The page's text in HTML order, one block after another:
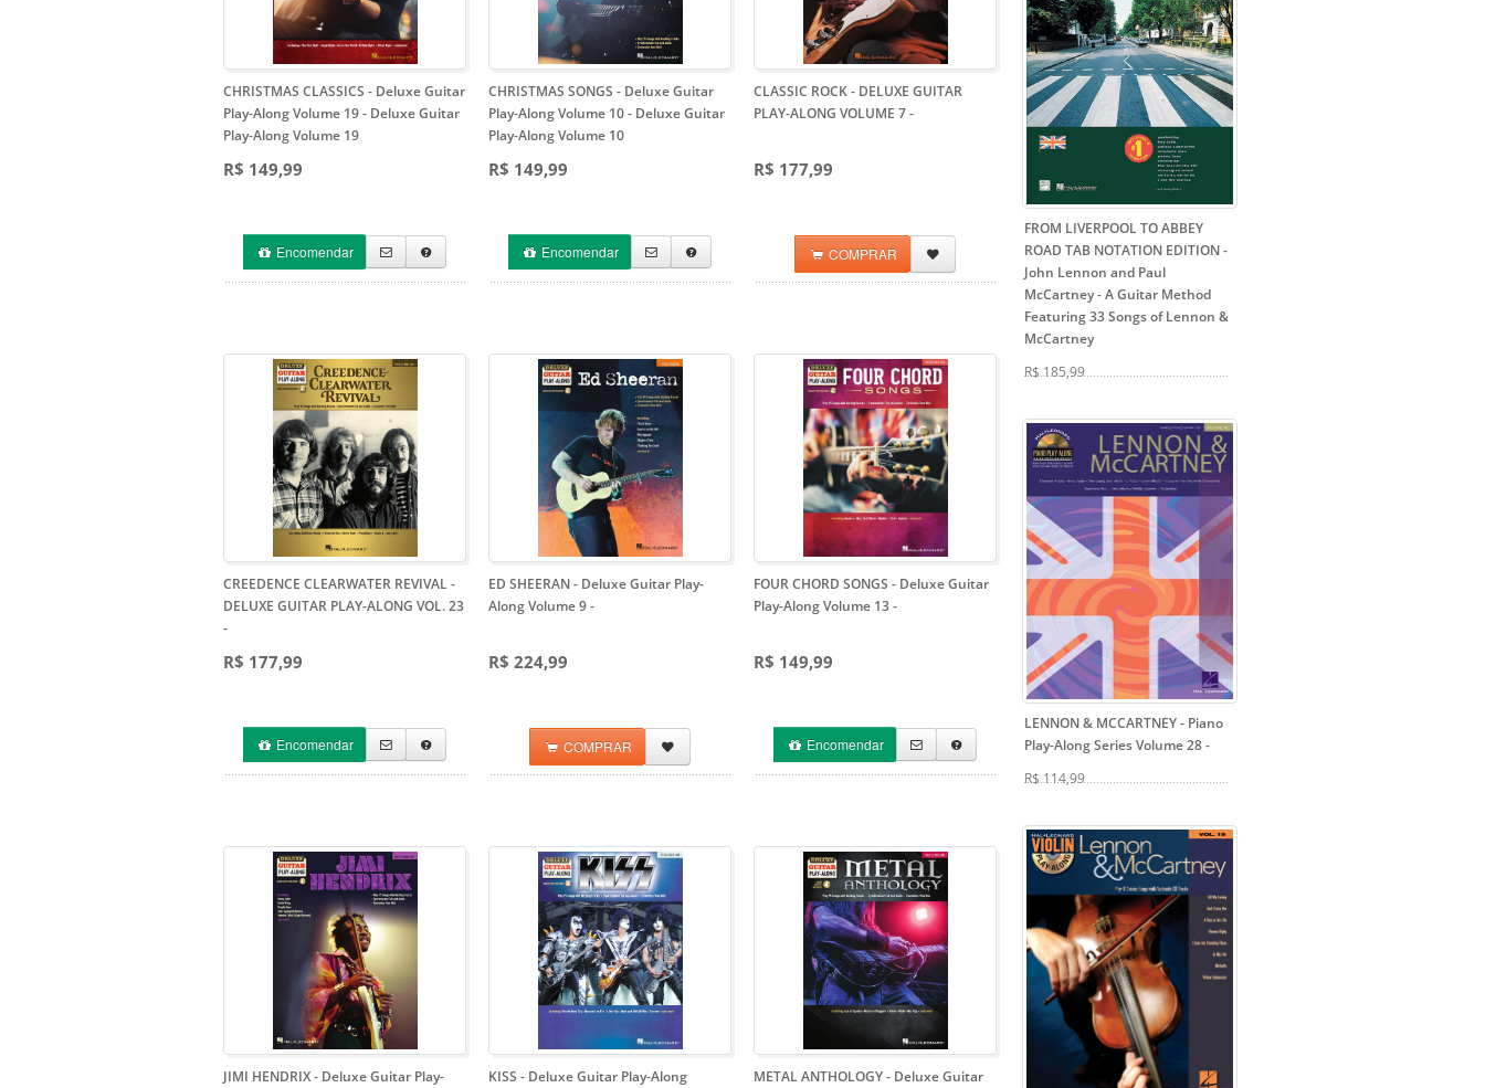
CHRISTMAS CLASSICS - Deluxe Guitar
Play-Along Volume 19- Deluxe Guitar
Play-Along Volume 19
R$ 149,99
Encomendar
CHRISTMAS SONGS - Deluxe Guitar
Play-Along Volume 10- Deluxe Guitar
Play-Along Volume 10
R$ 149,99
Encomendar
CLASSIC ROCK - DELUXE GUITAR
PLAY-ALONG VOLUME 7-
R$ 177,99
COMPRAR
CREEDENCE CLEARWATER REVIVAL -
DELUXE GUITAR PLAY-ALONG VOL. 23
-
R$ 177,99
Encomendar
ED SHEERAN - Deluxe Guitar Play-
Along Volume 9-
R$ 224,99
COMPRAR
FOUR CHORD SONGS - Deluxe Guitar
Play-Along Volume 13-
R$ 149,99
Encomendar
JIMI HENDRIX - Deluxe Guitar Play-
KISS - Deluxe Guitar Play-Along
METAL ANTHOLOGY - Deluxe Guitar
FROM LIVERPOOL TO ABBEY
ROAD TAB NOTATION EDITION -
John Lennon and Paul
McCartney- A Guitar Method
Featuring 33 Songs of Lennon &
McCartney
R$ 185,99
LENNON & MCCARTNEY - Piano
Play-Along Series Volume 28-
R$ 114,99